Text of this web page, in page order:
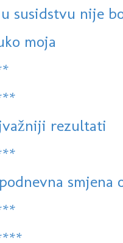
susidstvu nije
moja
rezultati